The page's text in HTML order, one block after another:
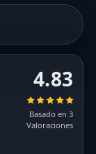
4.83
Basado en 3
Valoraciones